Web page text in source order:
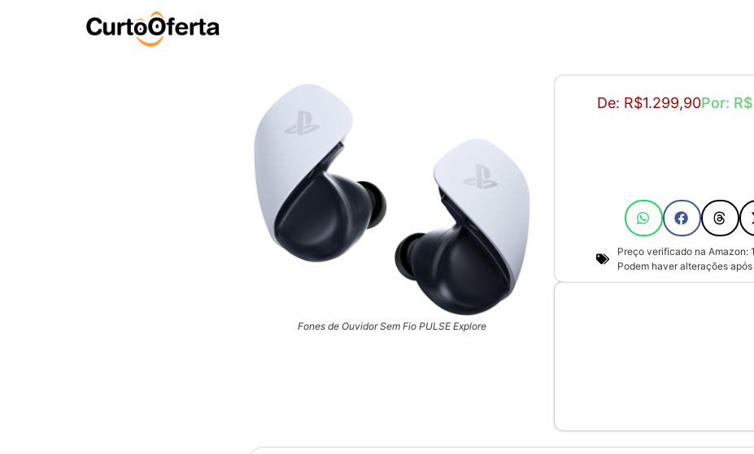
Fones de Ouvidor Sem Fio PULSE Explore
De: R$1.299,90Por:
Preço verificado na Amazon:
Podem haver alterações